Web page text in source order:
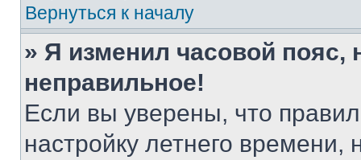
Вернуться к началу
» Я изменил часовой пояс,
неправильное!
Если вы уверены, что
настройку летнего